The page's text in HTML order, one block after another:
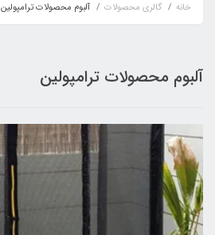
خانه گالری محصولات آلبوم محصولات ترامپولین
آلبوم محصولات ترامپولین